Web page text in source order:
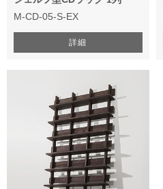
M-CD-05-S-EX
詳細